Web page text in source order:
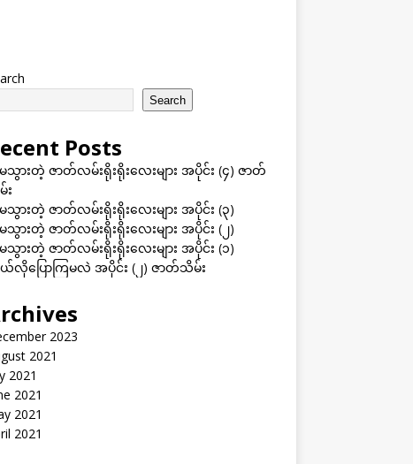
Search
Posts
သွားတဲ့ ဇာတ်လမ်းရိုးရိုးလေးများ အပိုင်း (၄) ဇာတ်
း
သွားတဲ့ ဇာတ်လမ်းရိုးရိုးလေးများ အပိုင်း (၃)
သွားတဲ့ ဇာတ်လမ်းရိုးရိုးလေးများ အပိုင်း (၂)
သွားတဲ့ ဇာတ်လမ်းရိုးရိုးလေးများ အပိုင်း (၁)
လိုပြောကြမလဲ အပိုင်း (၂) ဇာတ်သိမ်း
2023
2021
2021
2021
2021
2021